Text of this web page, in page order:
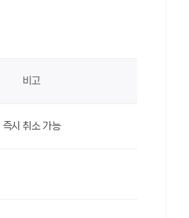
비고
즉시 취소 가능